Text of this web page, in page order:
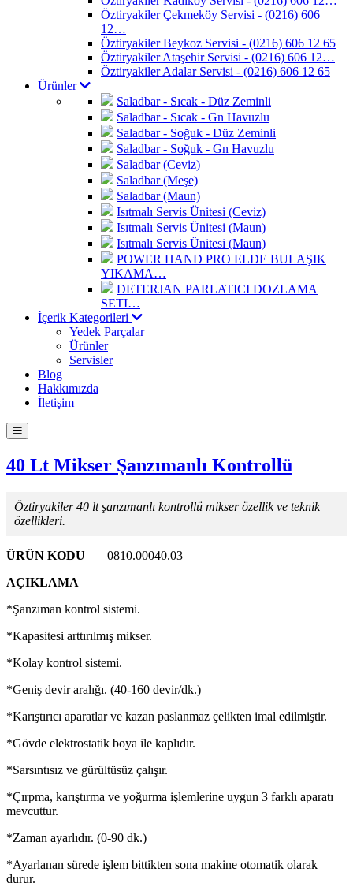
Öztiryakiler Çekmeköy Servisi - (0216) 606
12…
Öztiryakiler Beykoz Servisi - (0216) 606 12 65
Öztiryakiler Ataşehir Servisi - (0216) 606 12…
Öztiryakiler Adalar Servisi - (0216) 606 12 65
Ürünler
Saladbar - Sıcak - Düz Zeminli
Saladbar - Sıcak - Gn Havuzlu
Saladbar - Soğuk - Düz Zeminli
Saladbar - Soğuk - Gn Havuzlu
Saladbar (Ceviz)
Saladbar (Meşe)
Saladbar (Maun)
Isıtmalı Servis Ünitesi (Ceviz)
Isıtmalı Servis Ünitesi (Maun)
Isıtmalı Servis Ünitesi (Maun)
POWER HAND PRO ELDE BULAŞIK
YIKAMA…
DETERJAN PARLATICI DOZLAMA
SETI…
İçerik Kategorileri
Yedek Parçalar
Ürünler
Servisler
Blog
Hakkımızda
İletişim
40 Lt Mikser Şanzımanlı Kontrollü
Öztiryakiler 40 lt şanzımanlı kontrollü mikser özellik ve teknik
özellikleri.
ÜRÜN KODU
0810.00040.03
AÇIKLAMA
*Şanzıman kontrol sistemi.
*Kapasitesi arttırılmış mikser.
*Kolay kontrol sistemi.
*Geniş devir aralığı. (40-160 devir/dk.)
*Karıştırıcı aparatlar ve kazan paslanmaz çelikten imal edilmiştir.
*Gövde elektrostatik boya ile kaplıdır.
*Sarsıntısız ve gürültüsüz çalışır.
*Çırpma, karıştırma ve yoğurma işlemlerine uygun 3 farklı aparatı
mevcuttur.
*Zaman ayarlıdır. (0-90 dk.)
*Ayarlanan sürede işlem bittikten sona makine otomatik olarak
durur.